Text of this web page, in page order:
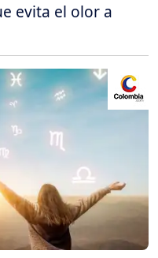
evita el olor a